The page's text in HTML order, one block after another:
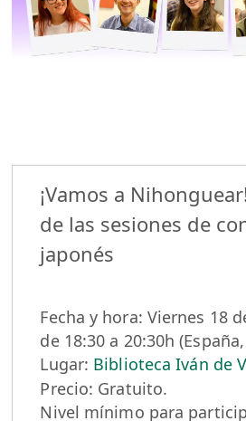
¡Vamos a
de las sesiones de
japonés
Fecha y hora: Viernes 18
de 18:30 a 20:30h (España,
Lugar: Biblioteca Iván de
Precio: Gratuito.
Nivel mínimo para